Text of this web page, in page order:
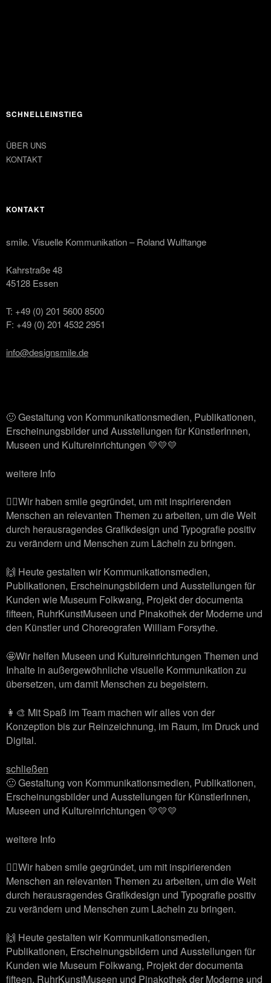
SCHNELLEINSTIEG
ÜBER UNS
KONTAKT
KONTAKT
smile. Visuelle Kommunikation – Roland Wulftange
Kahrstraße 48
45128 Essen
T: +49 (0) 201 5600 8500
F: +49 (0) 201 4532 2951
info@designsmile.de
🙂 Gestaltung von Kommunikationsmedien, Publikationen,
Erscheinungsbilder und Ausstellungen für KünstlerInnen,
Museen und Kultureinrichtungen 💛💛💛
weitere Info
🙋‍♂️Wir haben smile gegründet, um mit inspirierenden
Menschen an relevanten Themen zu arbeiten, um die Welt
durch herausragendes Grafikdesign und Typografie positiv
zu verändern und Menschen zum Lächeln zu bringen.
🙌 Heute gestalten wir Kommunikationsmedien,
Publikationen, Erscheinungsbildern und Ausstellungen für
Kunden wie Museum Folkwang, Projekt der documenta
fifteen, RuhrKunstMuseen und Pinakothek der Moderne und
den Künstler und Choreografen William Forsythe.
🤩Wir helfen Museen und Kultureinrichtungen Themen und
Inhalte in außergewöhnliche visuelle Kommunikation zu
übersetzen, um damit Menschen zu begeistern.
👩‍🎨 Mit Spaß im Team machen wir alles von der
Konzeption bis zur Reinzeichnung, im Raum, im Druck und
Digital.
schließen
🙂 Gestaltung von Kommunikationsmedien, Publikationen,
Erscheinungsbilder und Ausstellungen für KünstlerInnen,
Museen und Kultureinrichtungen 💛💛💛
weitere Info
🙋‍♂️Wir haben smile gegründet, um mit inspirierenden
Menschen an relevanten Themen zu arbeiten, um die Welt
durch herausragendes Grafikdesign und Typografie positiv
zu verändern und Menschen zum Lächeln zu bringen.
🙌 Heute gestalten wir Kommunikationsmedien,
Publikationen, Erscheinungsbildern und Ausstellungen für
Kunden wie Museum Folkwang, Projekt der documenta
fifteen, RuhrKunstMuseen und Pinakothek der Moderne und